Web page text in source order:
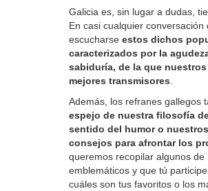
Galicia es, sin lugar a dudas,
En casi cualquier conversación
escucharse estos dichos
caracterizados por la
sabiduría, de la que
mejores transmisores.
Además, los refranes gallegos
espejo de nuestra filosofía
sentido del humor o
consejos para afrontar los
queremos recopilar algunos de
emblemáticos y que tú
cuáles son tus favoritos o los